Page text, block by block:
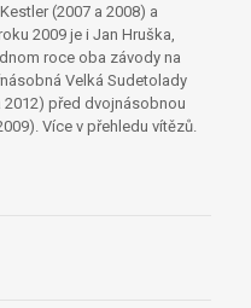
(2007 a 2008) a
2009 je i Jan Hruška,
roce oba závody na
Velká Sudetolady
2012) před dvojnásobnou
Více v přehledu vítězů.